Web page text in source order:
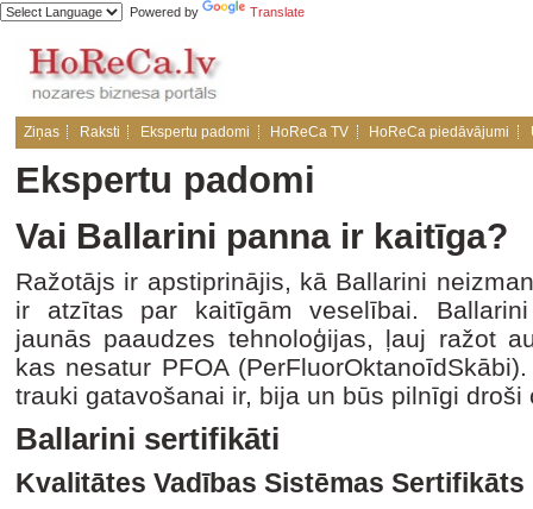
Powered by Translate
Ziņas Raksti Ekspertu padomi HoReCa TV HoReCa piedāvājumi
Ekspertu padomi
Vai Ballarini panna ir kaitīga?
Ražotājs ir apstiprinājis, kā Ballarini
ir atzītas par kaitīgām veselībai.
jaunās paaudzes tehnoloģijas, ļauj ražot
kas nesatur PFOA
trauki gatavošanai ir, bija un būs pilnīgi
Ballarini sertifikāti
Kvalitātes Vadības Sistēmas Sertifikāts